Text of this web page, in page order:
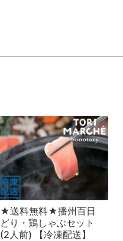
★送料無料★播州百日
どり・鶏しゃぶセット
(2人前) 【冷凍配送】